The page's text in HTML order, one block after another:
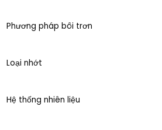
Phương pháp bôi trơn
Loại nhớt
Hệ thống nhiên liệu